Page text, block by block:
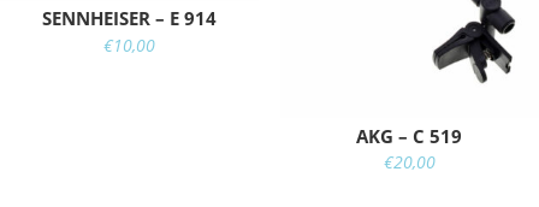
SENNHEISER – E 914
€10,00
AKG – C 519
€20,00